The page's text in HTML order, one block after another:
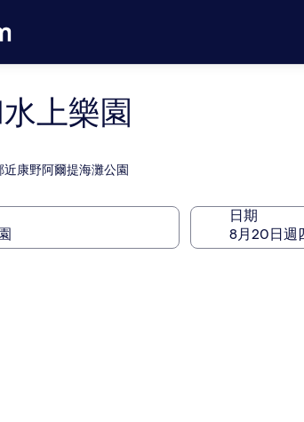
上樂園
近康野阿爾提海灘公園
日期